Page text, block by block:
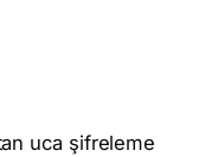
uca şifreleme